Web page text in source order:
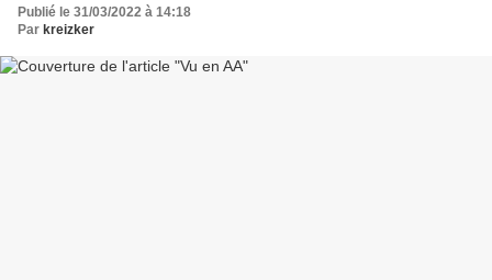
Publié le 31/03/2022 à 14:18
Par kreizker